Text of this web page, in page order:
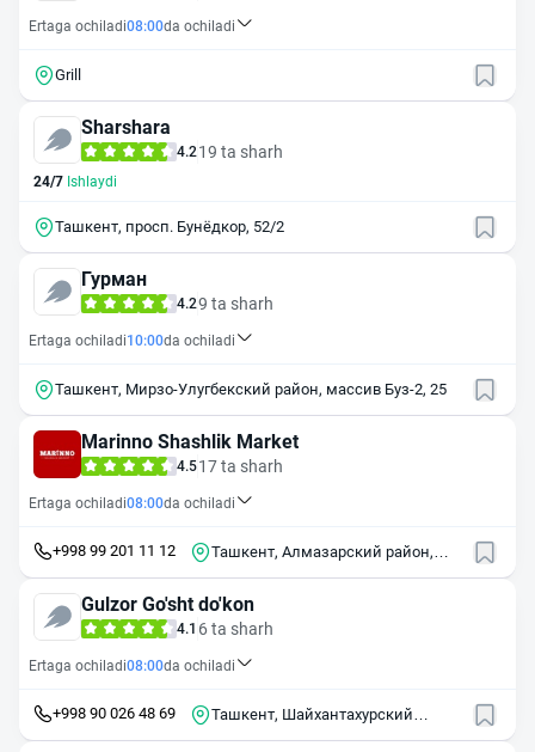
Ertaga ochiladi08:00da ochiladi
Grill
Sharshara
4.2 19 ta sharh
24/7 Ishlaydi
Ташкент, просп. Бунёдкор, 52/2
Гурман
4.29 ta sharh
Ertaga ochiladi10:00da ochiladi
Ташкент, Мирзо-Улугбекский район, массив Буз-2, 25
Marinno Shashlik Market
4.517 ta sharh
Ertaga ochiladi08:00da ochiladi
+998 99 201 11 12
Ташкент, Алмазарский район,
Gulzor Go'sht do'kon
4.1 6 ta sharh
Ertaga ochiladi08:00da ochiladi
+998 90 026 48 69
Ташкент, Шайхантахурский